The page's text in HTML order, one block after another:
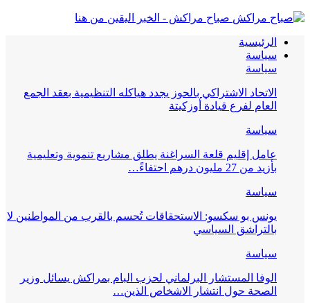
صباح مراكش - الخبر اليقين من هنا
الرئيسية
سياسة
سياسة
الاتحاد الاشتراكي بالحوز يجدد هياكله التنظيمية بعقد الجمع
العام لفرع قيادة أوزكيتة
سياسة
عامل إقليم قلعة السراغنة يطلق مشاريع تنموية وتعليمية
بأزيد من 27 مليون درهم احتفاءً…
سياسة
يونس بو سكسو: الاستحقاقات تُحسم بالقرب من المواطنين لا
بالتراشق السياسي
سياسة
الوفا المستشار البرلماني لحزب البام بمراكش يسائل وزير
الصحة حول انتشار الاشخاص الذين…